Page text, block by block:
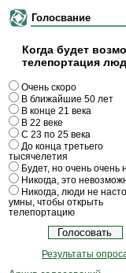
Голосвание
Когда будет
телепортация
Очень скоро
В ближайшие 50 лет
В конце 21 века
В 22 веке
С 23 по 25 века
До конца третьего
тысячелетия
Будет, но очень очень
Никогда, это
Никогда, люди не
умны, чтобы открыть
телепортацию
Результаты